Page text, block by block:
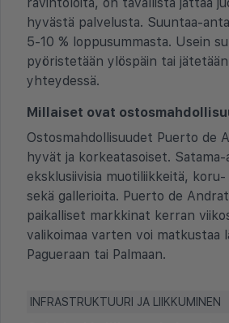
ravintoloita, on tavallista jättää
hyvästä palvelusta. Suuntaa-
5-10 % loppusummasta. Usein
pyöristetään ylöspäin tai
yhteydessä.
Millaiset ovat
Ostosmahdollisuudet Puerto de
hyvät ja korkeatasoiset. Satama-
eksklusiivisia muotiliikkeitä,
sekä gallerioita. Puerto de
paikalliset markkinat kerran
valikoimaa varten voi matkustaa
Pagueraan tai Palmaan.
INFRASTRUKTUURI JA LIIKKUMINEN